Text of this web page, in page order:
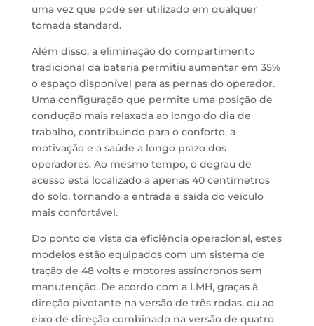
uma vez que pode ser utilizado em qualquer
tomada standard.
Além disso, a eliminação do compartimento
tradicional da bateria permitiu aumentar em 35%
o espaço disponível para as pernas do operador.
Uma configuração que permite uma posição de
condução mais relaxada ao longo do dia de
trabalho, contribuindo para o conforto, a
motivação e a saúde a longo prazo dos
operadores. Ao mesmo tempo, o degrau de
acesso está localizado a apenas 40 centímetros
do solo, tornando a entrada e saída do veículo
mais confortável.
Do ponto de vista da eficiência operacional, estes
modelos estão equipados com um sistema de
tração de 48 volts e motores assíncronos sem
manutenção. De acordo com a LMH, graças à
direção pivotante na versão de três rodas, ou ao
eixo de direção combinado na versão de quatro